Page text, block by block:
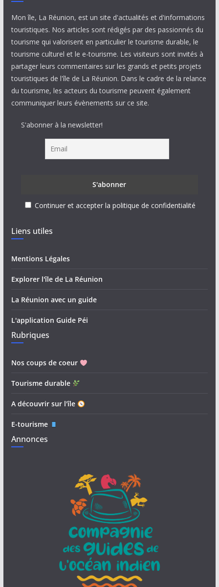
Mon île, La Réunion, est un site d'actualités et d'informations
touristiques. Nos articles sont rédigés par des passionnés du
tourisme qui valorisent en particulier le tourisme durable, le
tourisme culturel et le e-tourisme. Les visiteurs sont invités à
partager leurs commentaires sur les grands et petits projets
touristiques de l'île de La Réunion. Dans le cadre de la relance
du tourisme, les acteurs du tourisme peuvent également
communiquer leurs évènements sur ce site.
S'abonner à la newsletter!
Continuer et accepter la politique de confidentialité
Liens utiles
Mentions Légales
Explorer l'île de La Réunion
La Réunion avec un guide
L'application Guide Péi
Rubriques
Nos coups de coeur
Tourisme durable
A découvrir sur l'île
E-tourisme
Annonces